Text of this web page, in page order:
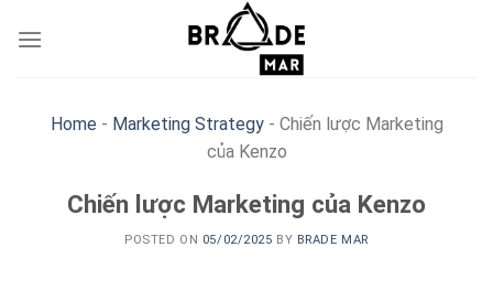
Home - Marketing Strategy- Chiến lược Marketing
của Kenzo
Chiến lược Marketing của Kenzo
POSTED ON 05/02/2025 BY BRADE MAR